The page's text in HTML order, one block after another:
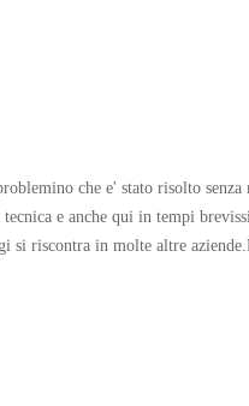
che e' stato risolto
e anche qui in tempi
riscontra in molte altre